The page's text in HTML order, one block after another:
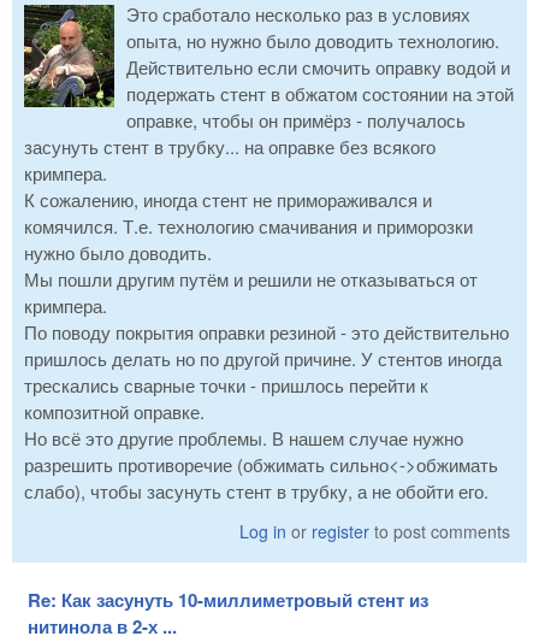
Это сработало несколько раз в условиях
опыта, но нужно было доводить технологию.
Действительно если смочить оправку водой и
подержать стент в обжатом состоянии на этой
оправке, чтобы он примёрз - получалось
засунуть стент в трубку... на оправке без всякого
кримпера.
К сожалению, иногда стент не примораживался и
комячился. Т.е. технологию смачивания и приморозки
нужно было доводить.
Мы пошли другим путём и решили не отказываться от
кримпера.
По поводу покрытия оправки резиной - это действительно
пришлось делать но по другой причине. У стентов иногда
трескались сварные точки - пришлось перейти к
композитной оправке.
Но всё это другие проблемы. В нашем случае нужно
разрешить противоречие (обжимать сильно<->обжимать
слабо), чтобы засунуть стент в трубку, а не обойти его.
Log in or register to post comments
Re: Как засунуть 10-миллиметровый стент из
нитинола в 2-х ...